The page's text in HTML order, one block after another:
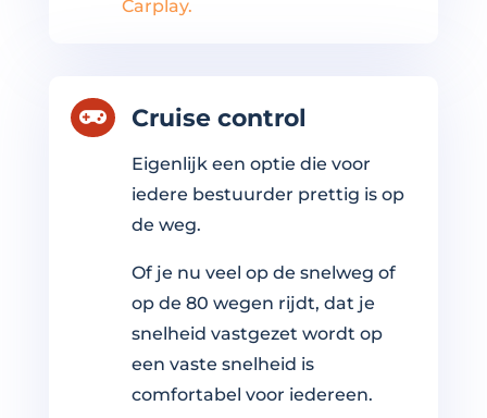
Carplay.
 Cruise control
Eigenlijk een optie die voor
iedere bestuurder prettig is op
de weg.
Of je nu veel op de snelweg of
op de 80 wegen rijdt, dat je
snelheid vastgezet wordt op
een vaste snelheid is
comfortabel voor iedereen.